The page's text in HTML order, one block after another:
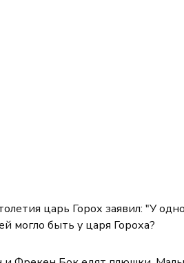
царь Горох заявил: "У
могло быть у царя Гороха?